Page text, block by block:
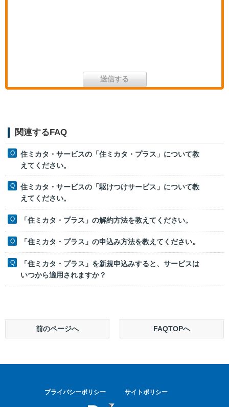
関連するFAQ
住ミカタ・サービスの「住ミカタ・プラス」について教
えてください。
住ミカタ・サービスの「駆けつけサービス」について教
えてください。
「住ミカタ・プラス」の解約方法を教えてください。
「住ミカタ・プラス」の申込み方法を教えてください。
「住ミカタ・プラス」を新規申込みすると、サービスは
いつから適用されますか？
前のページへ FAQTOPへ
プライバシーポリシー サイトポリシー